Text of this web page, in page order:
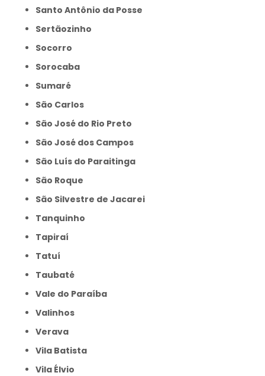
Santo Antônio da Posse
Sertãozinho
Socorro
Sorocaba
Sumaré
São Carlos
São José do Rio Preto
São José dos Campos
São Luís do Paraitinga
São Roque
São Silvestre de Jacarei
Tanquinho
Tapiraí
Tatuí
Taubaté
Vale do Paraíba
Valinhos
Verava
Vila Batista
Vila Élvio